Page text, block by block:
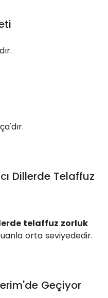
Dillerde Telaffuz
telaffuz zorluk
orta seviyededir.
Geçiyor